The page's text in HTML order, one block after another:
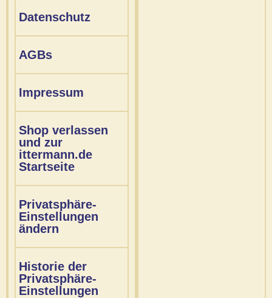
Datenschutz
AGBs
Impressum
Shop verlassen
und zur
ittermann.de
Startseite
Privatsphäre-
Einstellungen
ändern
Historie der
Privatsphäre-
Einstellungen